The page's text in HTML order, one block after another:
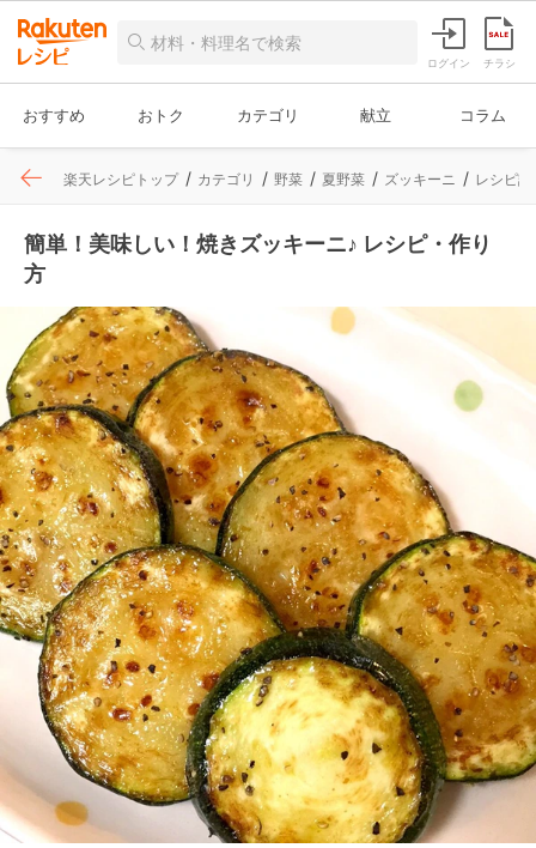
ログイン チラシ
おすすめ おトク カテゴリ 献立 コラム
楽天レシピトップ カテゴリ 野菜 夏野菜 ズッキーニ レシピ詳
簡単！美味しい！焼きズッキーニ♪ レシピ・作り
方